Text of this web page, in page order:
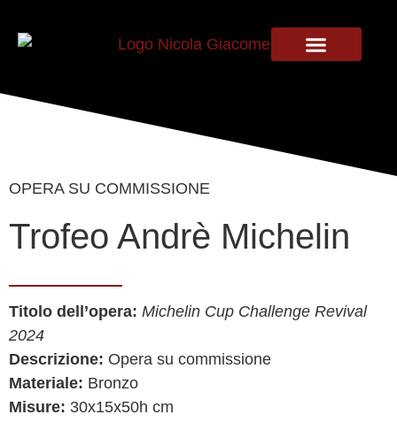
OPERA SU COMMISSIONE
Trofeo Andrè Michelin
Titolo dell’opera: Michelin Cup Challenge Revival
2024
Descrizione: Opera su commissione
Materiale: Bronzo
Misure: 30x15x50h cm